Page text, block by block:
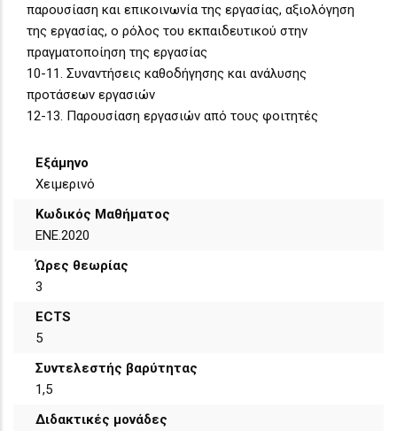
παρουσίαση και επικοινωνία της εργασίας, αξιολόγηση
της εργασίας, ο ρόλος του εκπαιδευτικού στην
πραγματοποίηση της εργασίας
10-11. Συναντήσεις καθοδήγησης και ανάλυσης
προτάσεων εργασιών
12-13. Παρουσίαση εργασιών από τους φοιτητές
Εξάμηνο
Χειμερινό
Κωδικός Μαθήματος
ΕΝΕ.2020
Ώρες θεωρίας
3
ECTS
5
Συντελεστής βαρύτητας
1,5
Διδακτικές μονάδες